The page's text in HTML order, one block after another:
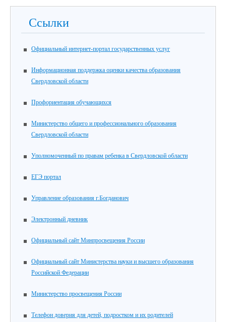
Ссылки
Официальный интернет-портал государственных услуг
Информационная поддержка оценки качества образования
Свердловской области
Профориентация обучающихся
Министерство общего и профессионального образования
Свердловской области
Уполномоченный по правам ребенка в Свердловской области
ЕГЭ портал
Управление образования г.Богданович
Электронный дневник
Официальный сайт Минпросвещения России
Официальный сайт Министерства науки и высшего образования
Российской Федерации
Министерство просвещения России
Телефон доверия для детей, подростком и их родителей